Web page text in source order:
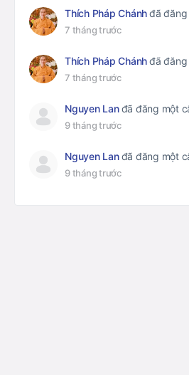
Thích Pháp Chánhđã
7 tháng trước
Thích Pháp Chánhđã
7 tháng trước
Nguyen Lanđã đăng một
9 tháng trước
Nguyen Lanđã đăng một
9 tháng trước